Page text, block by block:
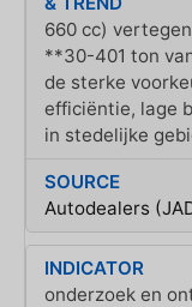
660 cc)
**30-401 ton
de sterke
efficiëntie, lage
in stedelijke
Autodealers
onderzoek en